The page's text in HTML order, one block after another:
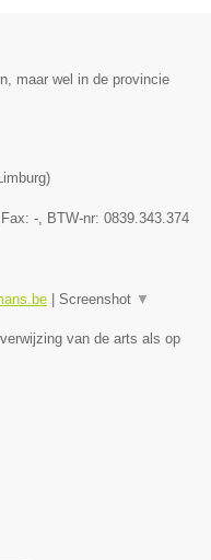
maar wel in de provincie
Limburg)
, Fax: - , BTW-nr: 0839.343.374
Screenshot ▼
van de arts als op